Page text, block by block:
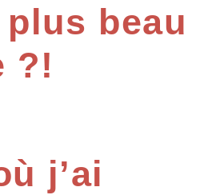
beau
?!
j’ai